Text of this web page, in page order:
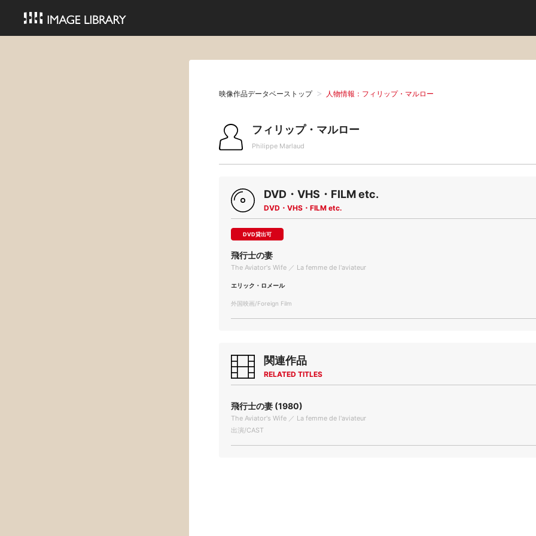
映像作品データベーストップ 人物情報：フィリップ・マルロー
フィリップ・マルロー
Philippe Marlaud
DVD・VHS・FILM etc.
DVD・VHS・FILM etc.
DVD貸出可
飛行士の妻
The Aviator's Wife ／ La femme de l'aviateur
エリック・ロメール
外国映画/Foreign Film
関連作品
RELATED TITLES
飛行士の妻 (1980)
The Aviator's Wife ／ La femme de l'aviateur
出演/CAST